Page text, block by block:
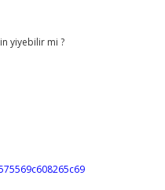
yiyebilir mi ?